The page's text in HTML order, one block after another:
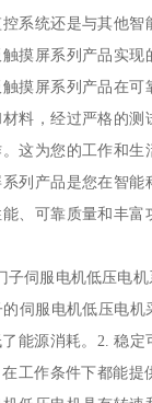
系统还是与其他智
摸屏系列产品实现
摸屏系列产品在可
料，经过严格的测
这为您的工作和生
列产品是您在智
、可靠质量和丰富
服电机低压电机
伺服电机低压电机
能源消耗。2. 稳定
工作条件下都能提